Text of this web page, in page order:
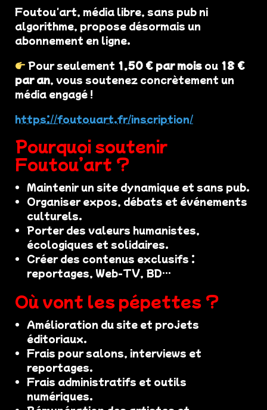
Foutou'art, média libre, sans pub ni
algorithme, propose désormais un
abonnement en ligne.
Pour seulement 1,50 € par mois ou 18 €
par an, vous soutenez concrètement un
média engagé !
https://foutouart.fr/inscription/
Pourquoi soutenir
Foutou’art ?
Maintenir un site dynamique et sans pub.
Organiser expos, débats et événements
culturels.
Porter des valeurs humanistes,
écologiques et solidaires.
Créer des contenus exclusifs :
reportages, Web-TV, BD…
Où vont les pépettes ?
Amélioration du site et projets
éditoriaux.
Frais pour salons, interviews et
reportages.
Frais administratifs et outils
numériques.